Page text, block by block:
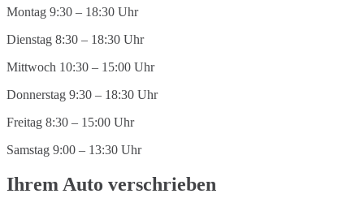
Montag 9:30 – 18:30 Uhr
Dienstag 8:30 – 18:30 Uhr
Mittwoch 10:30 – 15:00 Uhr
Donnerstag 9:30 – 18:30 Uhr
Freitag 8:30 – 15:00 Uhr
Samstag 9:00 – 13:30 Uhr
Ihrem Auto verschrieben